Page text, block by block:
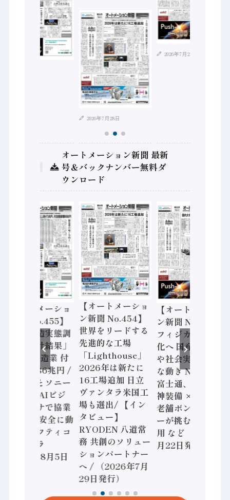
2026年7月28日
2026年7月21日
オートメーション新聞 最新
号＆バックナンバー無料ダ
ウンロード
【オートメーショ
ン新聞 No.455】
「経済構造実態調
査二次集計結果」
2024年製造業 付
加価値額86兆円 /
三菱電機とソニー
セミコン AIビジ
ョンセンサで協業
/ IDEC、安全に動
かすセーフティコ
ントローラ
（2026年8月5日
【オートメーショ
ン新聞 No.454】
世界をリードする
先進的な工場
「Lighthouse」
2026年は新たに
16工場追加 日立
ヴァンタラ米国工
場も選出/ 【イン
タビュー】
RYODEN 八道常
務 共創のソリュー
ションパートナー
へ / （2026年7月
29日発行）
【オートメーショ
ン新聞 No.453】
フィジカルAI本格
化へ 国産AI開発
や社会実装に活発
な動き Noetra、
富士通、日立 / 兵
神装備 × HMS、
老舗ポンプメーカ
ーが挑むデータ活
用 など（2026年7
月22日発行）